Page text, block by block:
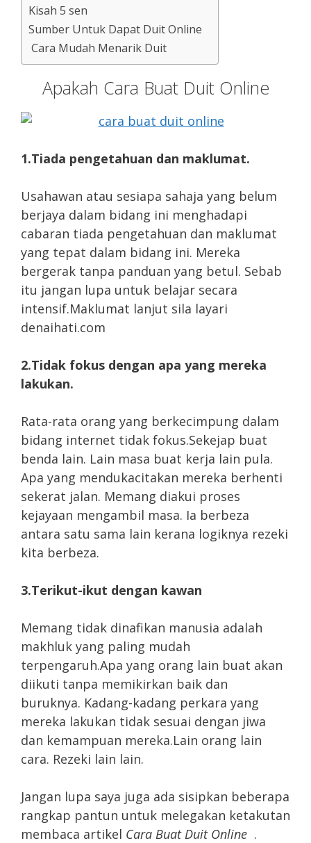
Kisah 5 sen
Sumber Untuk Dapat Duit Online
Cara Mudah Menarik Duit
Apakah Cara Buat Duit Online
1.Tiada pengetahuan dan maklumat.
Usahawan atau sesiapa sahaja yang belum
berjaya dalam bidang ini menghadapi
cabaran tiada pengetahuan dan maklumat
yang tepat dalam bidang ini. Mereka
bergerak tanpa panduan yang betul. Sebab
itu jangan lupa untuk belajar secara
intensif.Maklumat lanjut sila layari
denaihati.com
2.Tidak fokus dengan apa yang mereka
lakukan.
Rata-rata orang yang berkecimpung dalam
bidang internet tidak fokus.Sekejap buat
benda lain. Lain masa buat kerja lain pula.
Apa yang mendukacitakan mereka berhenti
sekerat jalan. Memang diakui proses
kejayaan mengambil masa. Ia berbeza
antara satu sama lain kerana logiknya rezeki
kita berbeza.
3.Terikut-ikut dengan kawan
Memang tidak dinafikan manusia adalah
makhluk yang paling mudah
terpengaruh.Apa yang orang lain buat akan
diikuti tanpa memikirkan baik dan
buruknya. Kadang-kadang perkara yang
mereka lakukan tidak sesuai dengan jiwa
dan kemampuan mereka.Lain orang lain
cara. Rezeki lain lain.
Jangan lupa saya juga ada sisipkan beberapa
rangkap pantun untuk melegakan ketakutan
membaca artikel Cara Buat Duit Online .